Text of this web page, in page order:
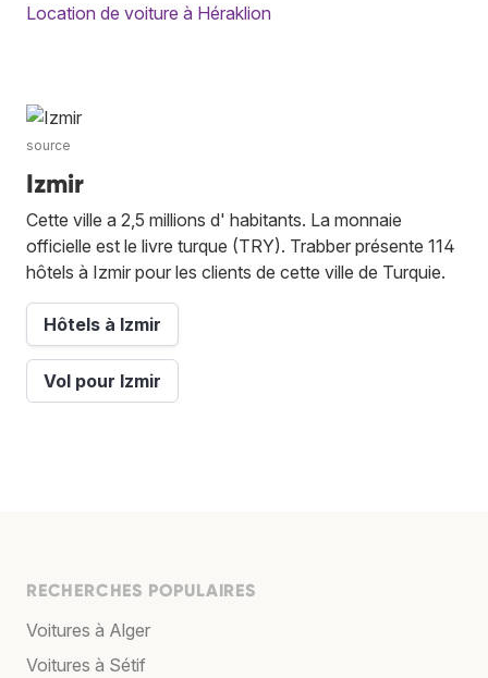
Location de voiture à Héraklion
source
Izmir
Cette ville a 2,5 millions d' habitants. La monnaie
officielle est le livre turque (TRY). Trabber présente 114
hôtels à Izmir pour les clients de cette ville de Turquie.
Hôtels à Izmir
Vol pour Izmir
RECHERCHES POPULAIRES
Voitures à Alger
Voitures à Sétif